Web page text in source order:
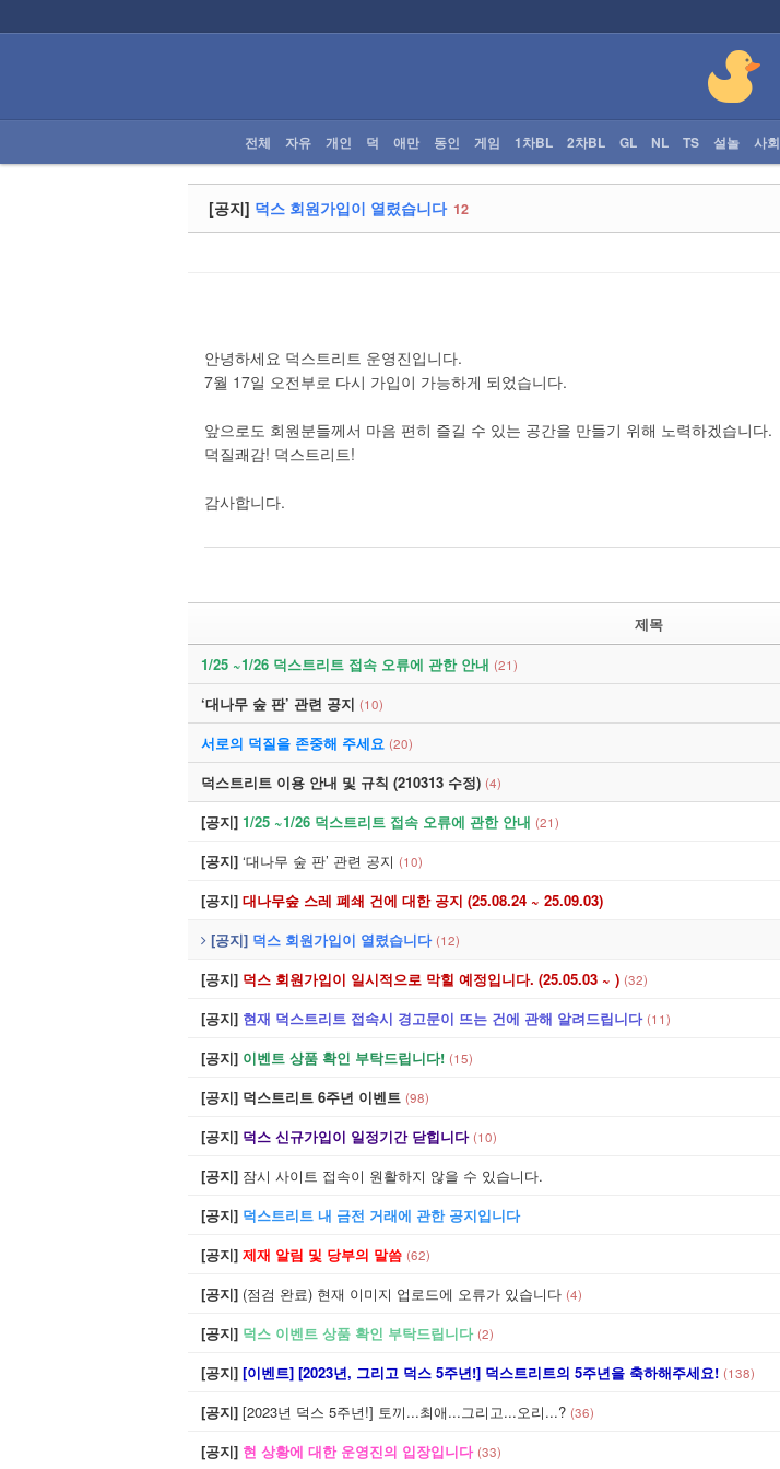
전체 자유 개인 덕 애만 동인 게임 1차BL 2차BL GL NL TS 설놀 사회
[공지] 덕스 회원가입이 열렸습니다 12
안녕하세요 덕스트리트 운영진입니다.
7월 17일 오전부로 다시 가입이 가능하게 되었습니다.
앞으로도 회원분들께서 마음 편히 즐길 수 있는 공간을 만들기 위해 노력하겠습니다.
덕질쾌감! 덕스트리트!
감사합니다.
제목
1/25 ~1/26 덕스트리트 접속 오류에 관한 안내 (21)
‘대나무 숲 판’ 관련 공지 (10)
서로의 덕질을 존중해 주세요 (20)
덕스트리트 이용 안내 및 규칙 (210313 수정) (4)
[공지] 1/25 ~1/26 덕스트리트 접속 오류에 관한 안내 (21)
[공지] ‘대나무 숲 판’ 관련 공지 (10)
[공지] 대나무숲 스레 폐쇄 건에 대한 공지 (25.08.24 ~ 25.09.03)
[공지] 덕스 회원가입이 열렸습니다 (12)
[공지] 덕스 회원가입이 일시적으로 막힐 예정입니다. (25.05.03 ~ ) (32)
[공지] 현재 덕스트리트 접속시 경고문이 뜨는 건에 관해 알려드립니다 (11)
[공지] 이벤트 상품 확인 부탁드립니다! (15)
[공지] 덕스트리트 6주년 이벤트 (98)
[공지] 덕스 신규가입이 일정기간 닫힙니다 (10)
[공지] 잠시 사이트 접속이 원활하지 않을 수 있습니다.
[공지] 덕스트리트 내 금전 거래에 관한 공지입니다
[공지] 제재 알림 및 당부의 말씀 (62)
[공지] (점검 완료) 현재 이미지 업로드에 오류가 있습니다 (4)
[공지] 덕스 이벤트 상품 확인 부탁드립니다 (2)
[공지] [이벤트] [2023년, 그리고 덕스 5주년!] 덕스트리트의 5주년을 축하해주세요! (138)
[공지] [2023년 덕스 5주년!] 토끼...최애...그리고...오리...? (36)
[공지] 현 상황에 대한 운영진의 입장입니다 (33)
전체
자유